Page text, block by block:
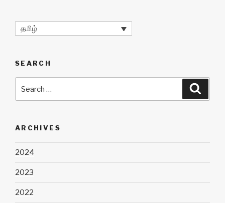
தமிழ்
SEARCH
for:
ARCHIVES
2024
2023
2022